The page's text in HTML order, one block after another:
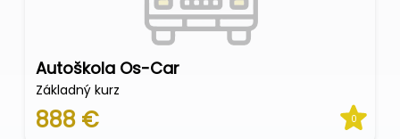
Autoškola Os-Car
Základný kurz
888 € 0